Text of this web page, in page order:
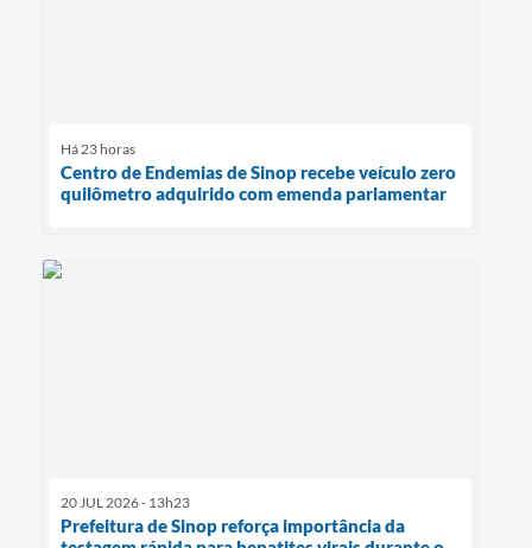
Há 23 horas
Centro de Endemias de Sinop recebe veículo zero
quilômetro adquirido com emenda parlamentar
20 JUL 2026 - 13h23
Prefeitura de Sinop reforça importância da